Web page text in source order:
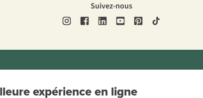
expérience en ligne
Suivez-nous